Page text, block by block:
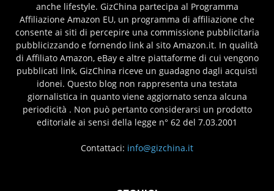
anche lifestyle. GizChina partecipa al Programma
Affiliazione Amazon EU, un programma di affiliazione che
consente ai siti di percepire una commissione pubblicitaria
pubblicizzando e fornendo link al sito Amazon.it. In qualità
di Affiliato Amazon, eBay e altre piattaforme di cui vengono
pubblicati link, GizChina riceve un guadagno dagli acquisti
idonei. Questo blog non rappresenta una testata
giornalistica in quanto viene aggiornato senza alcuna
periodicità . Non può pertanto considerarsi un prodotto
editoriale ai sensi della legge n° 62 del 7.03.2001
Contattaci: info@gizchina.it